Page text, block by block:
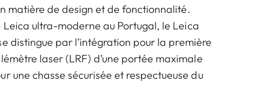
matière de design et de fonctionnalité.
Leica ultra-moderne au Portugal, le Leica
distingue par l’intégration pour la première
laser (LRF) d’une portée maximale
une chasse sécurisée et respectueuse du